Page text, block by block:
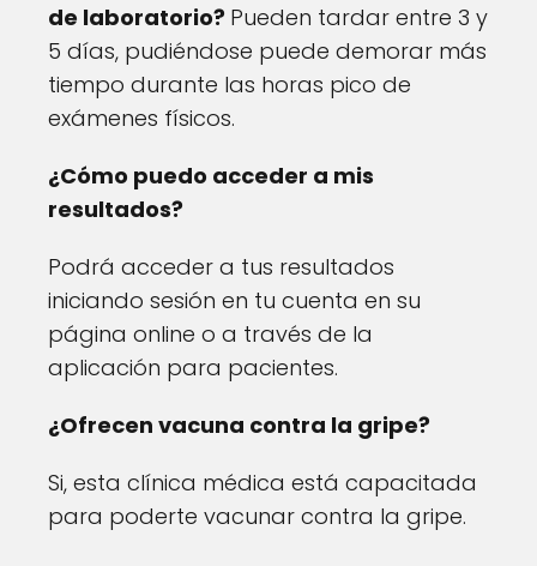
de laboratorio? Pueden tardar entre 3 y
5 días, pudiéndose puede demorar más
tiempo durante las horas pico de
exámenes físicos.
¿Cómo puedo acceder a mis
resultados?
Podrá acceder a tus resultados
iniciando sesión en tu cuenta en su
página online o a través de la
aplicación para pacientes.
¿Ofrecen vacuna contra la gripe?
Si, esta clínica médica está capacitada
para poderte vacunar contra la gripe.